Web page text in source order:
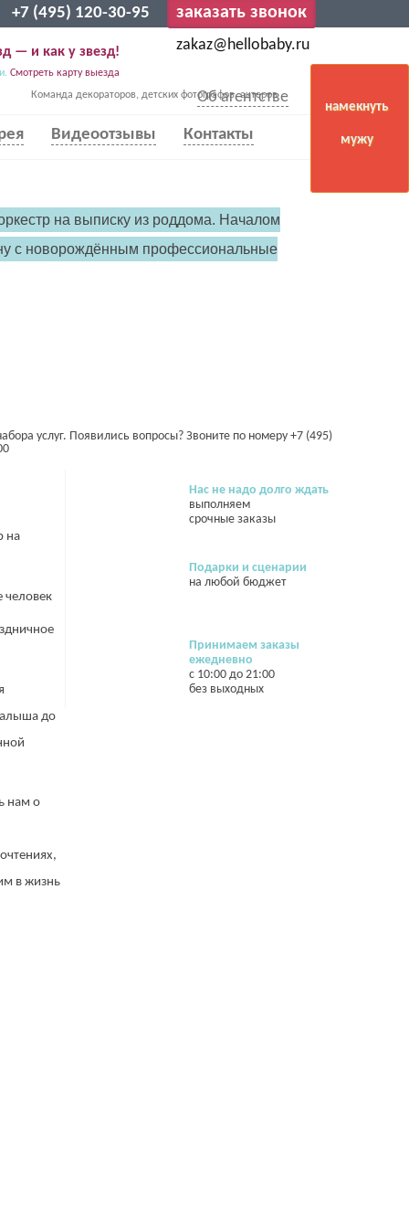
+7 (495) 120-30-95 заказать звонок
— и как у звезд!
Смотреть карту выезда
Команда декораторов, детских фотографов, актеров
zakaz@hellobaby.ru
Об агентстве
Видеоотзывы Контакты
намекнуть
мужу
на выписку из роддома. Началом
с новорождённым профессиональные
услуг. Появились вопросы? Звоните по номеру +7 (495)
Нас не надо долго ждать
выполняем
срочные заказы
Подарки и сценарии
на любой бюджет
Принимаем заказы
ежедневно
с 10:00 до 21:00
без выходных
на
человек
до
нам о
в жизнь